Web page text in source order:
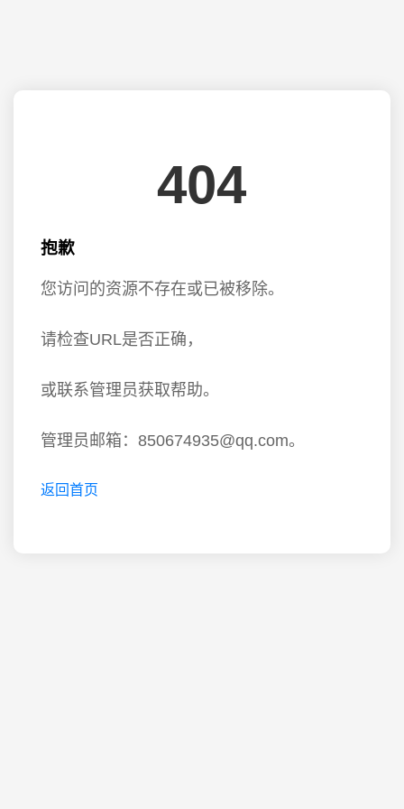
404
抱歉
您访问的资源不存在或已被移除。
请检查URL是否正确，
或联系管理员获取帮助。
管理员邮箱：850674935@qq.com。
返回首页